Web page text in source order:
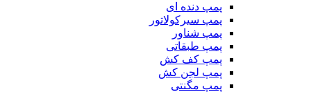
پمپ دنده ای
پمپ سیرکولاتور
پمپ شناور
پمپ طبقاتی
پمپ کف کش
پمپ لجن کش
پمپ مگنتی